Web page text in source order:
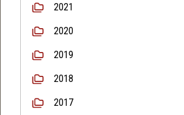
2021
2020
2019
2018
2017